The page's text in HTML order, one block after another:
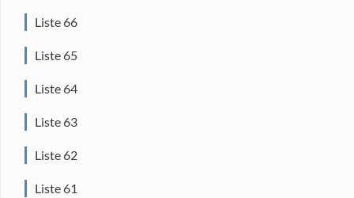
Liste 66
Liste 65
Liste 64
Liste 63
Liste 62
Liste 61